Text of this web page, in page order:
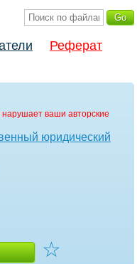
Реферат
ваши авторские
юридический
☆